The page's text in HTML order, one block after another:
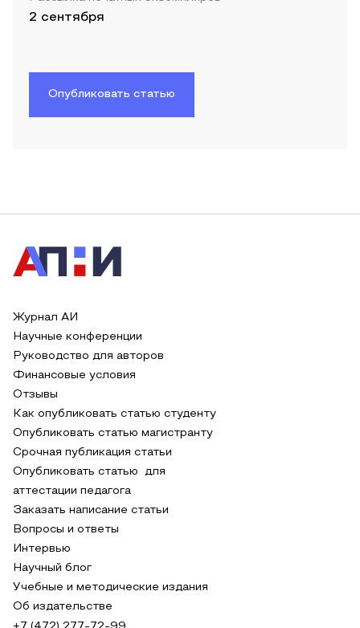
2 сентября
Опубликовать статью
Журнал АИ
Научные конференции
Руководство для авторов
Финансовые условия
Отзывы
Как опубликовать статью студенту
Опубликовать статью магистранту
Срочная публикация статьи
Опубликовать статью для
аттестации педагога
Заказать написание статьи
Вопросы и ответы
Интервью
Научный блог
Учебные и методические издания
Об издательстве